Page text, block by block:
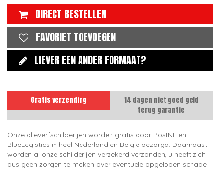
DIRECT BESTELLEN
FAVORIET TOEVOEGEN
LIEVER EEN ANDER FORMAAT?
Gratis verzending
14 dagen niet goed geld
terug garantie
Onze olieverfschilderijen worden gratis door PostNL en
BlueLogistics in heel Nederland en België bezorgd. Daarnaast
worden al onze schilderijen verzekerd verzonden, u heeft zich
dus geen zorgen te maken over eventuele opgelopen schade